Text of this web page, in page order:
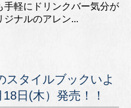
手軽にドリンクバー気分が
ジナルのアレン...
スタイルブックいよ
日(木）発売！！